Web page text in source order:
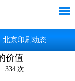
北京印刷动态
价值
334 次